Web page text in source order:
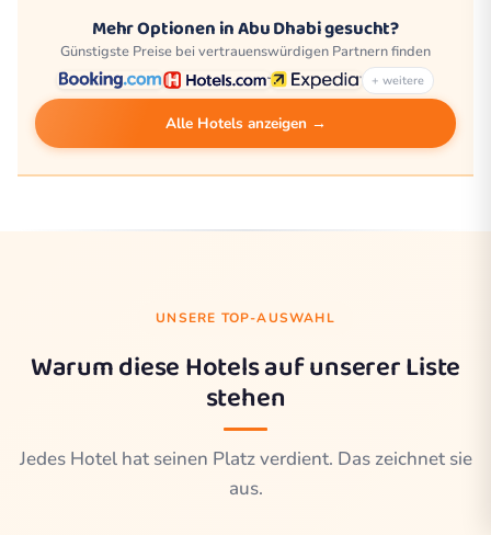
Mehr Optionen in Abu Dhabi gesucht?
Günstigste Preise bei vertrauenswürdigen Partnern finden
+ weitere
Alle Hotels anzeigen →
UNSERE TOP-AUSWAHL
Warum diese Hotels auf unserer Liste
stehen
Jedes Hotel hat seinen Platz verdient. Das zeichnet sie
aus.